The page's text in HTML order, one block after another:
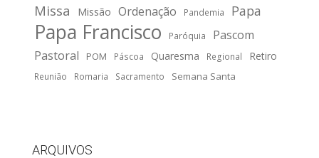
Missa Missão Ordenação Pandemia Papa
Papa Francisco Paróquia
Pascom
Pastoral
POM Páscoa Quaresma Regional Retiro
Reunião Romaria Sacramento Semana Santa
ARQUIVOS